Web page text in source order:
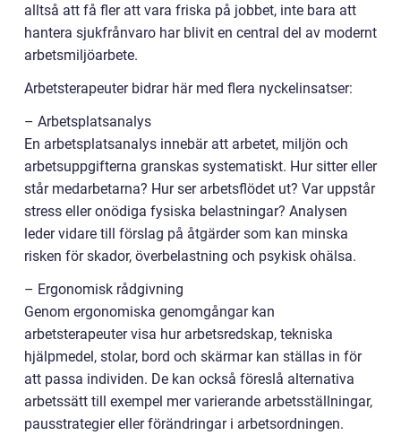
alltså att få fler att vara friska på jobbet, inte bara att
hantera sjukfrånvaro har blivit en central del av modernt
arbetsmiljöarbete.
Arbetsterapeuter bidrar här med flera nyckelinsatser:
– Arbetsplatsanalys
En arbetsplatsanalys innebär att arbetet, miljön och
arbetsuppgifterna granskas systematiskt. Hur sitter eller
står medarbetarna? Hur ser arbetsflödet ut? Var uppstår
stress eller onödiga fysiska belastningar? Analysen
leder vidare till förslag på åtgärder som kan minska
risken för skador, överbelastning och psykisk ohälsa.
– Ergonomisk rådgivning
Genom ergonomiska genomgångar kan
arbetsterapeuter visa hur arbetsredskap, tekniska
hjälpmedel, stolar, bord och skärmar kan ställas in för
att passa individen. De kan också föreslå alternativa
arbetssätt till exempel mer varierande arbetsställningar,
pausstrategier eller förändringar i arbetsordningen.